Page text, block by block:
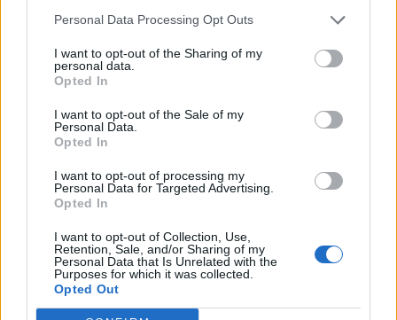
Personal Data Processing Opt Outs
I want to opt-out of the Sharing of my
personal data.
Opted In
I want to opt-out of the Sale of my
Personal Data.
Opted In
I want to opt-out of processing my
Personal Data for Targeted Advertising.
Opted In
I want to opt-out of Collection, Use,
Retention, Sale, and/or Sharing of my
Personal Data that Is Unrelated with the
Purposes for which it was collected.
Opted Out
niveau
connu.